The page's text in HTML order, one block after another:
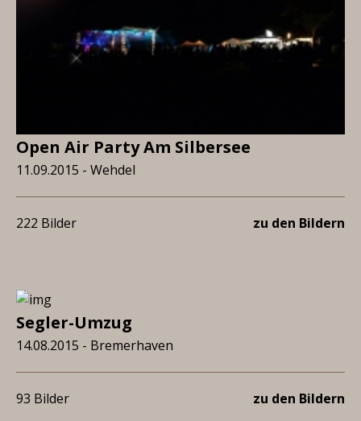
Open Air Party Am Silbersee
11.09.2015 - Wehdel
222 Bilder zu den Bildern
Segler-Umzug
14.08.2015 - Bremerhaven
93 Bilder zu den Bildern